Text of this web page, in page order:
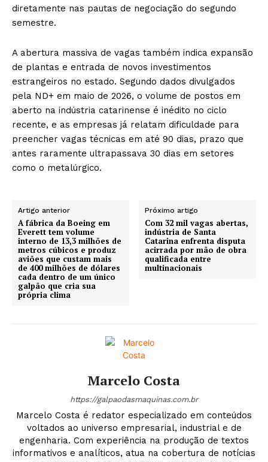
diretamente nas pautas de negociação do segundo
semestre.
A abertura massiva de vagas também indica expansão
de plantas e entrada de novos investimentos
estrangeiros no estado. Segundo dados divulgados
pela ND+ em maio de 2026, o volume de postos em
aberto na indústria catarinense é inédito no ciclo
recente, e as empresas já relatam dificuldade para
preencher vagas técnicas em até 90 dias, prazo que
antes raramente ultrapassava 30 dias em setores
como o metalúrgico.
Artigo anterior
A fábrica da Boeing em
Everett tem volume
interno de 13,3 milhões de
metros cúbicos e produz
aviões que custam mais
de 400 milhões de dólares
cada dentro de um único
galpão que cria sua
própria clima
Próximo artigo
Com 32 mil vagas abertas,
indústria de Santa
Catarina enfrenta disputa
acirrada por mão de obra
qualificada entre
multinacionais
Marcelo Costa
https://galpaodasmaquinas.com.br
Marcelo Costa é redator especializado em conteúdos
voltados ao universo empresarial, industrial e de
engenharia. Com experiência na produção de textos
informativos e analíticos, atua na cobertura de notícias